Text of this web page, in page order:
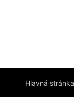
Hlavná stránka